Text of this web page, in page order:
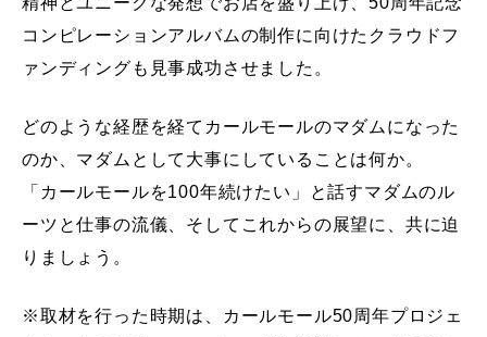
コンピレーションアルバムの制作に向けたクラウドフ
ァンディングも見事成功させました。
どのような経歴を経てカールモールのマダムになった
のか、マダムとして大事にしていることは何か。
「カールモールを100年続けたい」と話すマダムのル
ーツと仕事の流儀、そしてこれからの展望に、共に迫
りましょう。
※取材を行った時期は、カールモール50周年プロジェ